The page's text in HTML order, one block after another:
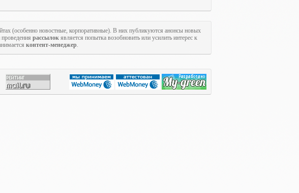
(особенно новостные, корпоративные). В них публикуются анонсы новых
рассылок является попытка возобновить или усилить интерес к
контент-менеджер.